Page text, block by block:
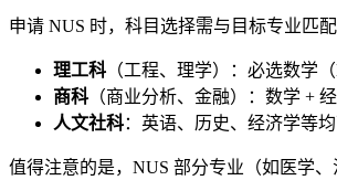
申请 NUS 时，科目选择需与目标专业匹配
理工科 （工程、理学）：必选数学
商科 （商业分析、金融）：数学 +
人文社科：英语、历史、经济学等
值得注意的是，NUS 部分专业（如医学